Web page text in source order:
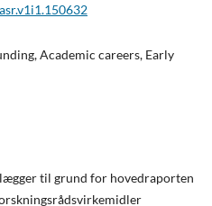
Academic careers, Early
til grund for hovedraporten